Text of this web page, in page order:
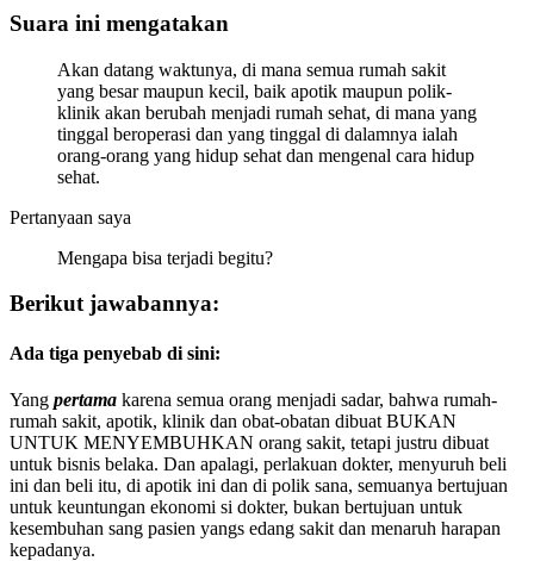
Suara ini mengatakan
Akan datang waktunya, di mana semua rumah sakit
yang besar maupun kecil, baik apotik maupun polik-
klinik akan berubah menjadi rumah sehat, di mana yang
tinggal beroperasi dan yang tinggal di dalamnya ialah
orang-orang yang hidup sehat dan mengenal cara hidup
sehat.
Pertanyaan saya
Mengapa bisa terjadi begitu?
Berikut jawabannya:
Ada tiga penyebab di sini:
Yang pertama karena semua orang menjadi sadar, bahwa rumah-
rumah sakit, apotik, klinik dan obat-obatan dibuat BUKAN
UNTUK MENYEMBUHKAN orang sakit, tetapi justru dibuat
untuk bisnis belaka. Dan apalagi, perlakuan dokter, menyuruh beli
ini dan beli itu, di apotik ini dan di polik sana, semuanya bertujuan
untuk keuntungan ekonomi si dokter, bukan bertujuan untuk
kesembuhan sang pasien yangs edang sakit dan menaruh harapan
kepadanya.